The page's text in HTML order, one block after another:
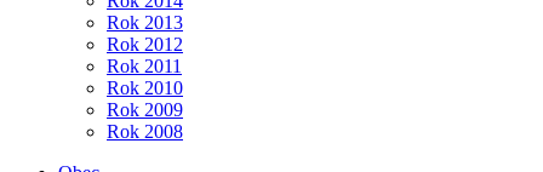
Rok 2013
Rok 2012
Rok 2011
Rok 2010
Rok 2009
Rok 2008